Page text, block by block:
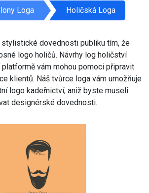
Loga Holičská Loga
dovednosti publiku tím, že
logo holičů. Návrhy log holičství
platformě vám mohou pomoci připravit
klientů. Náš tvůrce loga vám umožňuje
logo kadeřnictví, aniž byste museli
designérské dovednosti.